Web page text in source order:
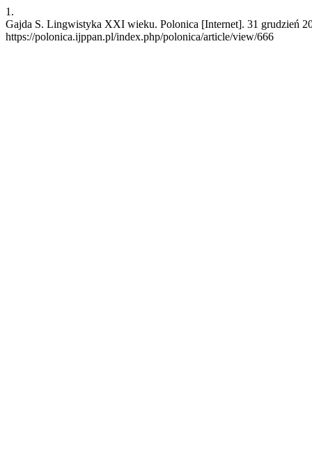
1.
Gajda S. Lingwistyka XXI wieku. Polonica [Internet]. 31 grudzień
https://polonica.ijppan.pl/index.php/polonica/article/view/666